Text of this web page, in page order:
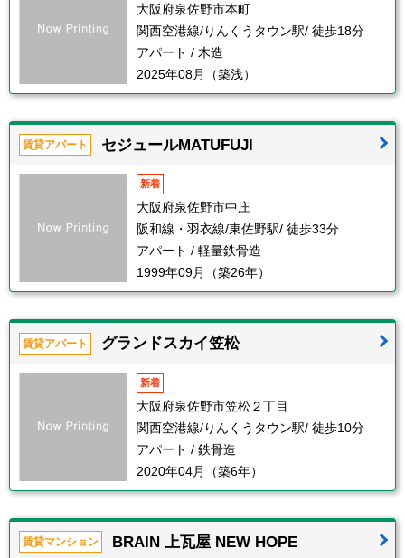
大阪府泉佐野市本町
関西空港線/りんくうタウン駅/ 徒歩18分
アパート / 木造
2025年08月（築浅）
賃貸アパート セジュールMATUFUJI
新着
大阪府泉佐野市中庄
阪和線・羽衣線/東佐野駅/ 徒歩33分
アパート / 軽量鉄骨造
1999年09月（築26年）
賃貸アパート グランドスカイ笠松
新着
大阪府泉佐野市笠松２丁目
関西空港線/りんくうタウン駅/ 徒歩10分
アパート / 鉄骨造
2020年04月（築6年）
賃貸マンション BRAIN 上瓦屋 NEW HOPE